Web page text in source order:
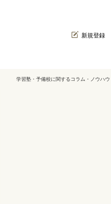
新規登録
学習塾・予備校に関するコラム・ノウハ